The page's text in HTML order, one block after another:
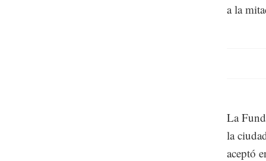
a la
La
la
aceptó